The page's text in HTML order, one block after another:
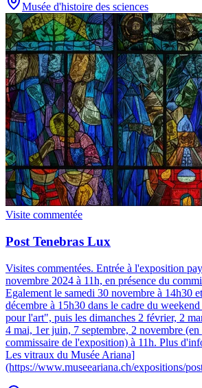
Musée d'histoire des sciences
Visite commentée
Post Tenebras Lux
Visites commentées. Entrée à l'exposition
novembre 2024 à 11h, en présence du
Egalement le samedi 30 novembre à 14h30
décembre à 15h30 dans le cadre du
pour l'art", puis les dimanches 2 février, 2
4 mai, 1er juin, 7 septembre, 2 novembre (en
commissaire de l'exposition) à 11h. Plus
Les vitraux du Musée Ariana]
(https://www.museeariana.ch/expositions/